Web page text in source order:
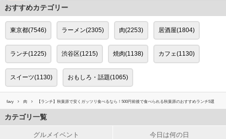
おすすめカテゴリー
東京都(7546) ラーメン(2305) 肉(2253) 居酒屋(1804)
ランチ(1225) 渋谷区(1215) 焼肉(1138) カフェ(1130)
スイーツ(1130) おもしろ・話題(1065)
favy 肉 【ランチ】秋葉原で安くガッツリ食べるなら！500円前後で食べられる秋葉原のおすすめランチ5選
カテゴリ一覧
グルメイベント 今日は何の日